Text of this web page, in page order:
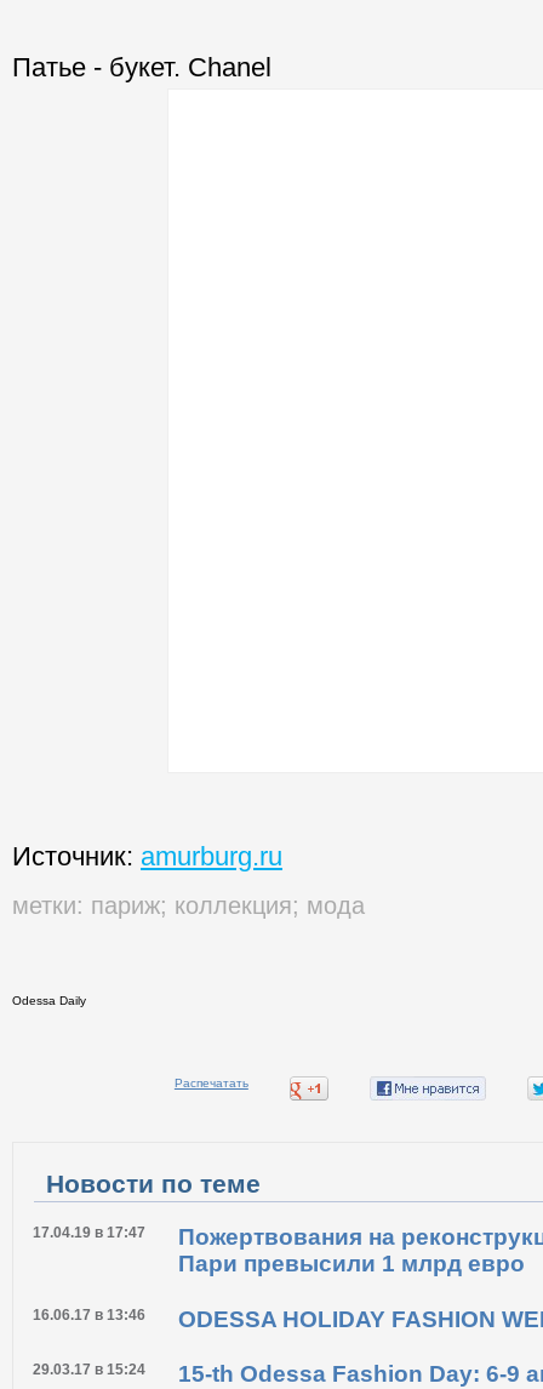
Патье - букет. Chanel
Источник: amurburg.ru
метки: париж; коллекция; мода
Odessa Daily
Распечатать
Новости по теме
17.04.19 в 17:47
Пожертвования на
Пари превысили 1 млрд евро
16.06.17 в 13:46 ODESSA HOLIDAY FASHION
29.03.17 в 15:24 15-th Odessa Fashion Day: 6-9